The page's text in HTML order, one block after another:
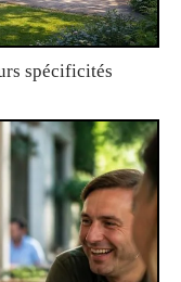
spécificités